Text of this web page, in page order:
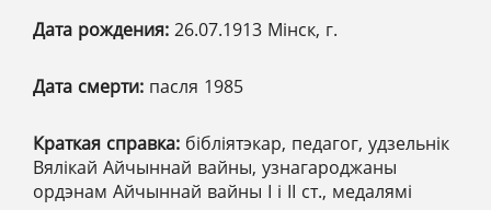
Дата рождения: 26.07.1913 Мінск, г.
Дата смерти: пасля 1985
Краткая справка: бібліятэкар, педагог, удзельнік
Вялікай Айчыннай вайны, узнагароджаны
ордэнам Айчыннай вайны І і ІІ ст., медалямі